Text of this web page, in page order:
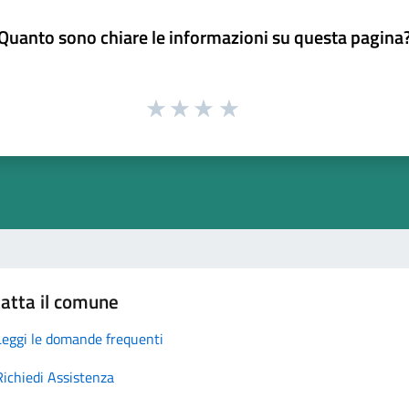
sono chiare le informazioni su questa
il comune
le domande frequenti
Assistenza